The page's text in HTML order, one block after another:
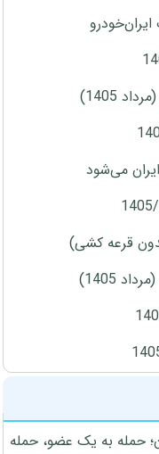
1405)
1405)
حمله به یک عضو، حمله